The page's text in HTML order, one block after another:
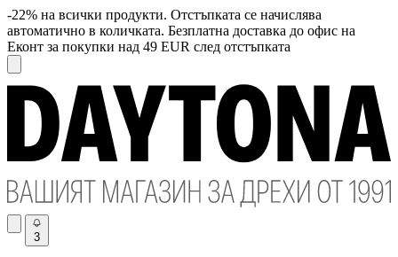
-22% на всички продукти. Отстъпката се начислява
автоматично в количката. Безплатна доставка до офис на
Еконт за покупки над 49 EUR след отстъпката
3